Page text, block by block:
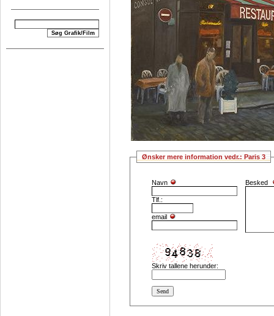
Ønsker mere information vedr.: Paris 3
Navn
Tlf.:
email
Besked
Skriv tallene herunder: